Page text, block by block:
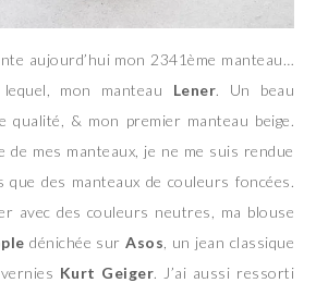
aujourd’hui mon 2341ème manteau…
mon manteau Lener. Un beau
qualité, & mon premier manteau beige.
de mes manteaux, je ne me suis rendue
que des manteaux de couleurs foncées.
avec des couleurs neutres, ma blouse
dénichée surAsos , un jean classique
Kurt Geiger. J’ai aussi ressorti